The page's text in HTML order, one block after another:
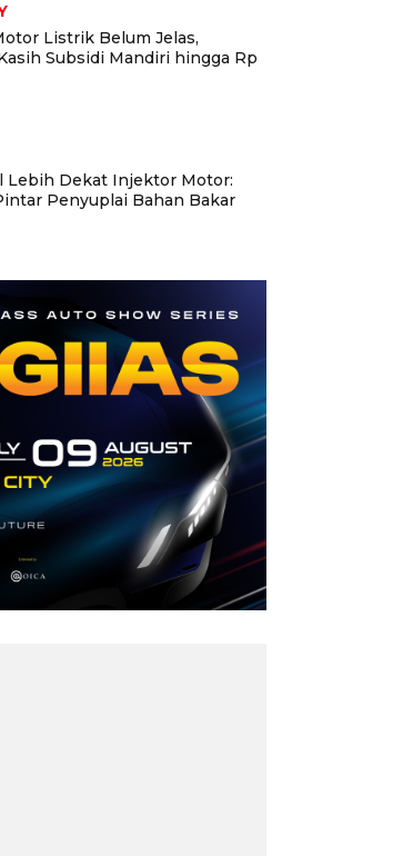
Listrik Belum Jelas,
Subsidi Mandiri hingga Rp
Lebih Dekat Injektor Motor:
Penyuplai Bahan Bakar